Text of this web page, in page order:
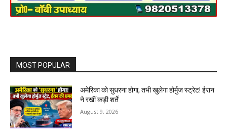
MOST POPULAR
अमेरिका को सुधरना होगा, तभी खुलेगा होर्मुज स्ट्रेट! ईरान
ने रखीं कड़ी शर्ते
August 9, 2026